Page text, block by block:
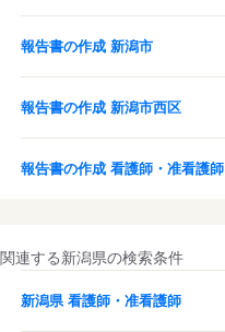
報告書の作成 新潟市
報告書の作成 新潟市西区
報告書の作成 看護師・准看護師
関連する新潟県の検索条件
新潟県 看護師・准看護師